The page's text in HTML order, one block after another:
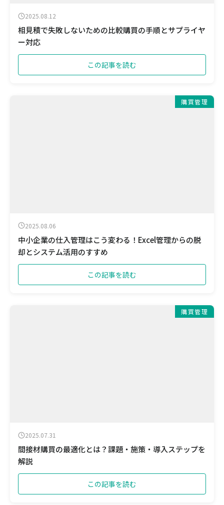
2025.08.12
相見積で失敗しないための比較購買の手順とサプライヤ
ー対応
この記事を読む
購買管理
2025.08.06
中小企業の仕入管理はこう変わる！Excel管理からの脱
却とシステム活用のすすめ
この記事を読む
購買管理
2025.07.31
間接材購買の最適化とは？課題・施策・導入ステップを
解説
この記事を読む